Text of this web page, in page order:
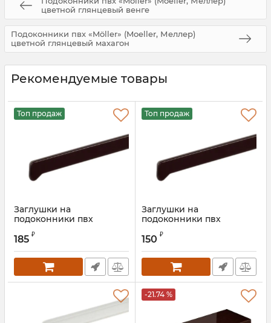
цветной глянцевый венге
Подоконники пвх «Möller» (Moeller, Меллер)
цветной глянцевый махагон
Рекомендуемые товары
Топ продаж
Заглушки на
подоконники пвх
Артикул:
185 ₽
Топ продаж
Заглушки на
подоконники пвх
150 ₽
-21.74 %